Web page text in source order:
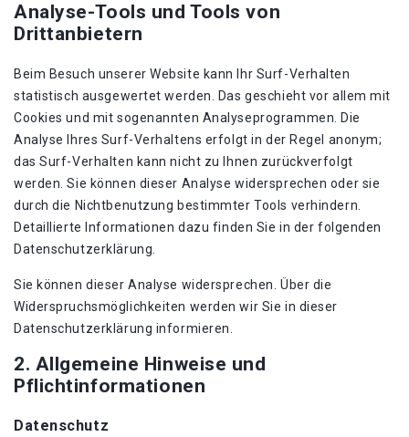
Analyse-Tools und Tools von
Drittanbietern
Beim Besuch unserer Website kann Ihr Surf-Verhalten
statistisch ausgewertet werden. Das geschieht vor allem mit
Cookies und mit sogenannten Analyseprogrammen. Die
Analyse Ihres Surf-Verhaltens erfolgt in der Regel anonym;
das Surf-Verhalten kann nicht zu Ihnen zurückverfolgt
werden. Sie können dieser Analyse widersprechen oder sie
durch die Nichtbenutzung bestimmter Tools verhindern.
Detaillierte Informationen dazu finden Sie in der folgenden
Datenschutzerklärung.
Sie können dieser Analyse widersprechen. Über die
Widerspruchsmöglichkeiten werden wir Sie in dieser
Datenschutzerklärung informieren.
2. Allgemeine Hinweise und
Pflichtinformationen
Datenschutz